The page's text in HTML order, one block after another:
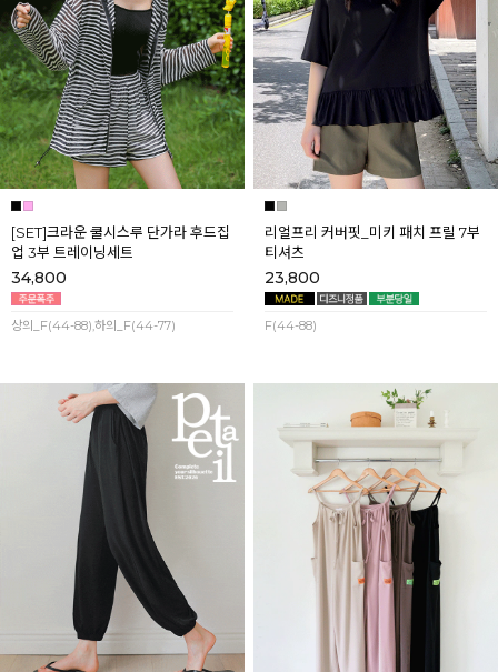
[SET]크라운 쿨시스루 단가라 후드집
업 3부 트레이닝세트
34,800
상의_F(44-88),하의_F(44-77)
리얼프리 커버핏_미키 패치 프릴 7부
티셔츠
23,800
F(44-88)